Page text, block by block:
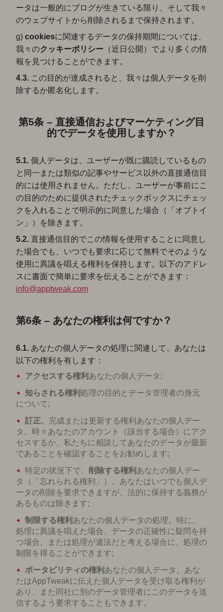
ータは一般的にブログが生きている限り、そして我々
のウェブサイトから削除されるまで保持されます。
g) cookiesに関連するデータの保持期間については、
我々のクッキーポリシー （近日公開）でより多くの情
報を見つけることができます。
4.3. この目的が達成されると、我々は個人データを削
除するか匿名化します。
第5条 – 直接通信およびマーケティング目
的でデータを使用しますか？
5.1. 個人データは、ユーザーが既に購読しているもの
と同一または類似の記事やサービス以外の直接通信目
的には使用されません。ただし、ユーザーが事前にこ
の目的のために提供されたチェックボックスにチェッ
クを入れることで明示的に同意した場合（「オプトイ
ン」）を除きます。
5.2. 直接通信目的でこの情報を使用することに同意し
た場合でも、いつでも要求に応じて無料でそのような
使用に異議を唱える権利を保持します。以下のアドレ
スに書面で簡単に要求を伝えることができます：
info@apptweak.com
第6条 – あなたの権利は何ですか？
6.1. あなたの個人データの処理に関連して、あなたは
以下の権利を有します：
アクセスする権利 あなたの個人データ;
知らされる権利 処理の目的とデータ管理者の身元
について;
訂正、 完成または更新する権利あなたの個人デー
タ。時々あなたのアカウント（該当する場合）にアク
セスするか、私たちに相談してあなたのデータが最新
であることを確認することをお勧めします;
特定の状況下で、 削除する権利 あなたの個人デー
タ（「忘れられる権利」）。あなたはいつでも個人デ
ータの削除を要求できますが、法的に保持する義務が
あるものは除きます;
制限する権利 あなたの個人データの処理。特に、
処理に異議を唱えた場合、データの正確性に疑問を持
つ場合、または処理が違法だと考える場合に、処理の
制限を得ることができます;
ポータビリティの権利 あなたの個人データ。あな
たはAppTweakに伝えた個人データを受け取る権利が
あり、また同社に別のデータ管理者にこのデータを送
信するよう要求することもできます。